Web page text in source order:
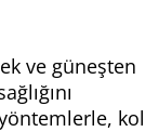
ve güneşten
kol